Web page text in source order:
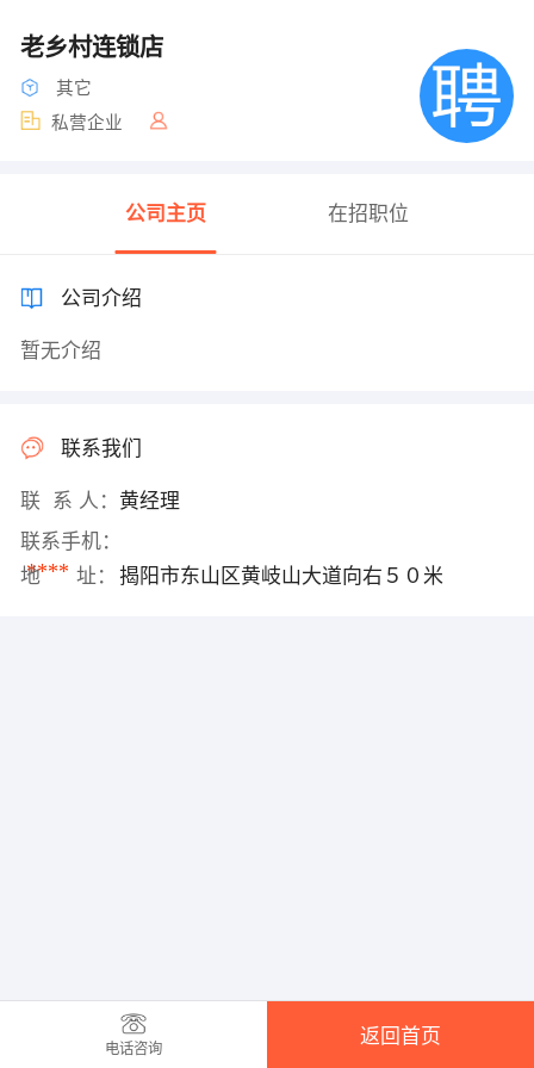
老乡村连锁店
其它
私营企业
公司主页 在招职位
公司介绍
暂无介绍
联系我们
联 系 人： 黄经理
联系手机：
****
地 址： 揭阳市东山区黄岐山大道向右５０米
电话咨询
返回首页